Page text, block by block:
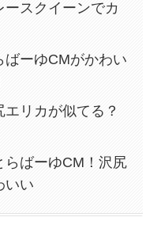
スクイーンでカ
ばーゆCMがかわい
エリカが似てる？
らばーゆCM！沢尻
いい